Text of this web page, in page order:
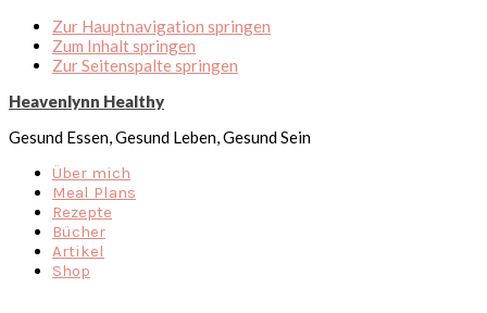
Zur Hauptnavigation springen
Zum Inhalt springen
Zur Seitenspalte springen
Heavenlynn Healthy
Gesund Essen, Gesund Leben, Gesund Sein
Über mich
Meal Plans
Rezepte
Bücher
Artikel
Shop